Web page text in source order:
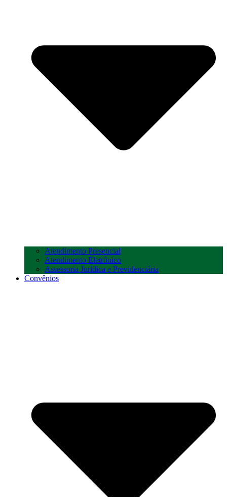
Atendimento Presencial
Atendimento Eletrônico
Assessoria Jurídica e Previdenciária
Convênios